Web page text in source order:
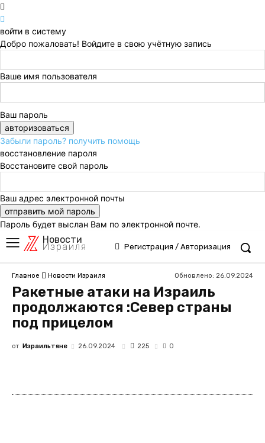
войти в систему
Добро пожаловать! Войдите в свою учётную запись
Ваше имя пользователя
Ваш пароль
Забыли пароль? получить помощь
восстановление пароля
Восстановите свой пароль
Ваш адрес электронной почты
Пароль будет выслан Вам по электронной почте.
Новости
Израиля Регистрация / Авторизация
Главное Новости Израиля Обновлено: 26.09.2024
Ракетные атаки на Израиль
продолжаются :Север страны
под прицелом
от Израильтяне 26.09.2024 225 0